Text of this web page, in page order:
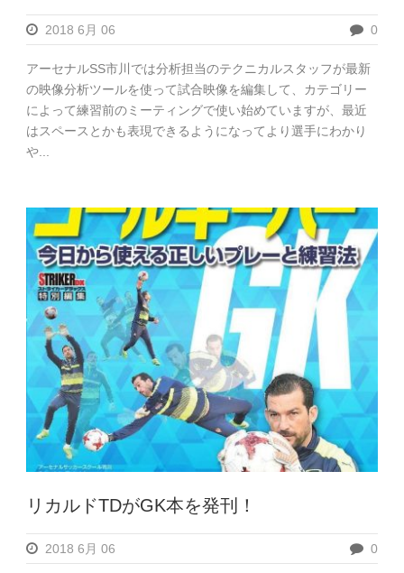
2018 6月 06 0
アーセナルSS市川では分析担当のテクニカルスタッフが最新
の映像分析ツールを使って試合映像を編集して、カテゴリー
によって練習前のミーティングで使い始めていますが、最近
はスペースとかも表現できるようになってより選手にわかり
や...
リカルドTDがGK本を発刊！
2018 6月 06 0